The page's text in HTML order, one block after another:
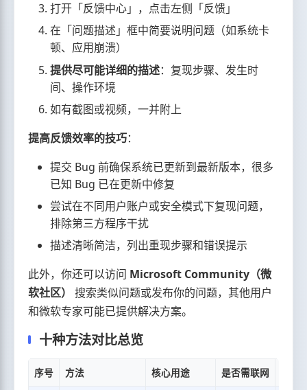
打开「反馈中心」，点击左侧「反馈」
在「问题描述」框中简要说明问题（如系统卡
顿、应用崩溃）
提供尽可能详细的描述：复现步骤、发生时
间、操作环境
如有截图或视频，一并附上
提高反馈效率的技巧：
提交 Bug 前确保系统已更新到最新版本，很多
已知 Bug 已在更新中修复
尝试在不同用户账户或安全模式下复现问题，
排除第三方程序干扰
描述清晰简洁，列出重现步骤和错误提示
此外，你还可以访问 Microsoft Community（微
软社区）
搜索类似问题或发布你的问题，其他用户
和微软专家可能已提供解决方案。
十种方法对比总览
序号 方法 核心用途 是否需联网